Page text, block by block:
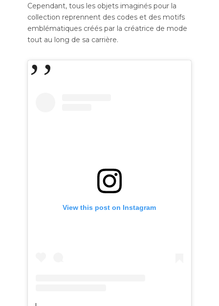
Cependant, tous les objets imaginés pour la
collection reprennent des codes et des motifs
emblématiques créés par la créatrice de mode
tout au long de sa carrière.
View this post on Instagram